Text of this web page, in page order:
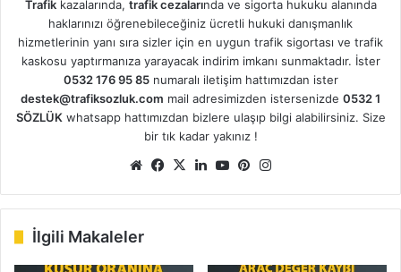
Trafikkazalarında, trafik cezalarında ve sigorta hukuku alanında
haklarınızı öğrenebileceğiniz ücretli hukuki danışmanlık
hizmetlerinin yanı sıra sizler için en uygun trafik sigortası ve trafik
kaskosu yaptırmanıza yarayacak indirim imkanı sunmaktadır. İster
0532 176 95 85numaralı iletişim hattımızdan ister
destek@trafiksozluk.com mail adresimizden istersenizde 0532 1
SÖZLÜKwhatsapp hattımızdan bizlere ulaşıp bilgi alabilirsiniz. Size
bir tık kadar yakınız !
We
sit
Fa
bo
X
Lin
dIn
Yo
ub
Pin
est ra
İlgili Makaleler